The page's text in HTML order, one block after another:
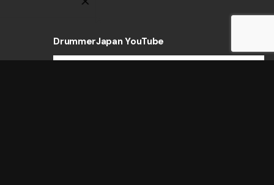
DrummerJapan YouTube